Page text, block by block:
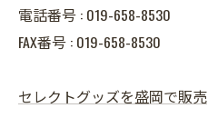
電話番号 : 019-658-8530
FAX番号 : 019-658-8530
セレクトグッズを盛岡で販売